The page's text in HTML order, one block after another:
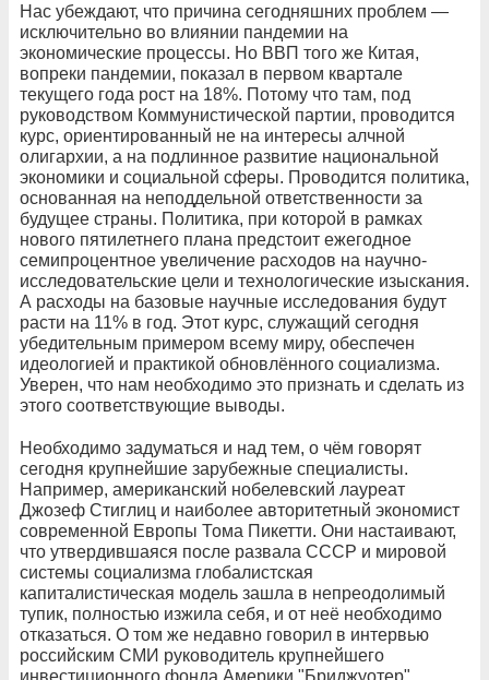
Нас убеждают, что причина сегодняшних проблем —
исключительно во влиянии пандемии на
экономические процессы. Но ВВП того же Китая,
вопреки пандемии, показал в первом квартале
текущего года рост на 18%. Потому что там, под
руководством Коммунистической партии, проводится
курс, ориентированный не на интересы алчной
олигархии, а на подлинное развитие национальной
экономики и социальной сферы. Проводится политика,
основанная на неподдельной ответственности за
будущее страны. Политика, при которой в рамках
нового пятилетнего плана предстоит ежегодное
семипроцентное увеличение расходов на научно-
исследовательские цели и технологические изыскания.
А расходы на базовые научные исследования будут
расти на 11% в год. Этот курс, служащий сегодня
убедительным примером всему миру, обеспечен
идеологией и практикой обновлённого социализма.
Уверен, что нам необходимо это признать и сделать из
этого соответствующие выводы.
Необходимо задуматься и над тем, о чём говорят
сегодня крупнейшие зарубежные специалисты.
Например, американский нобелевский лауреат
Джозеф Стиглиц и наиболее авторитетный экономист
современной Европы Тома Пикетти. Они настаивают,
что утвердившаяся после развала СССР и мировой
системы социализма глобалистская
капиталистическая модель зашла в непреодолимый
тупик, полностью изжила себя, и от неё необходимо
отказаться. О том же недавно говорил в интервью
российским СМИ руководитель крупнейшего
инвестиционного фонда Америки "Бриджуотер",